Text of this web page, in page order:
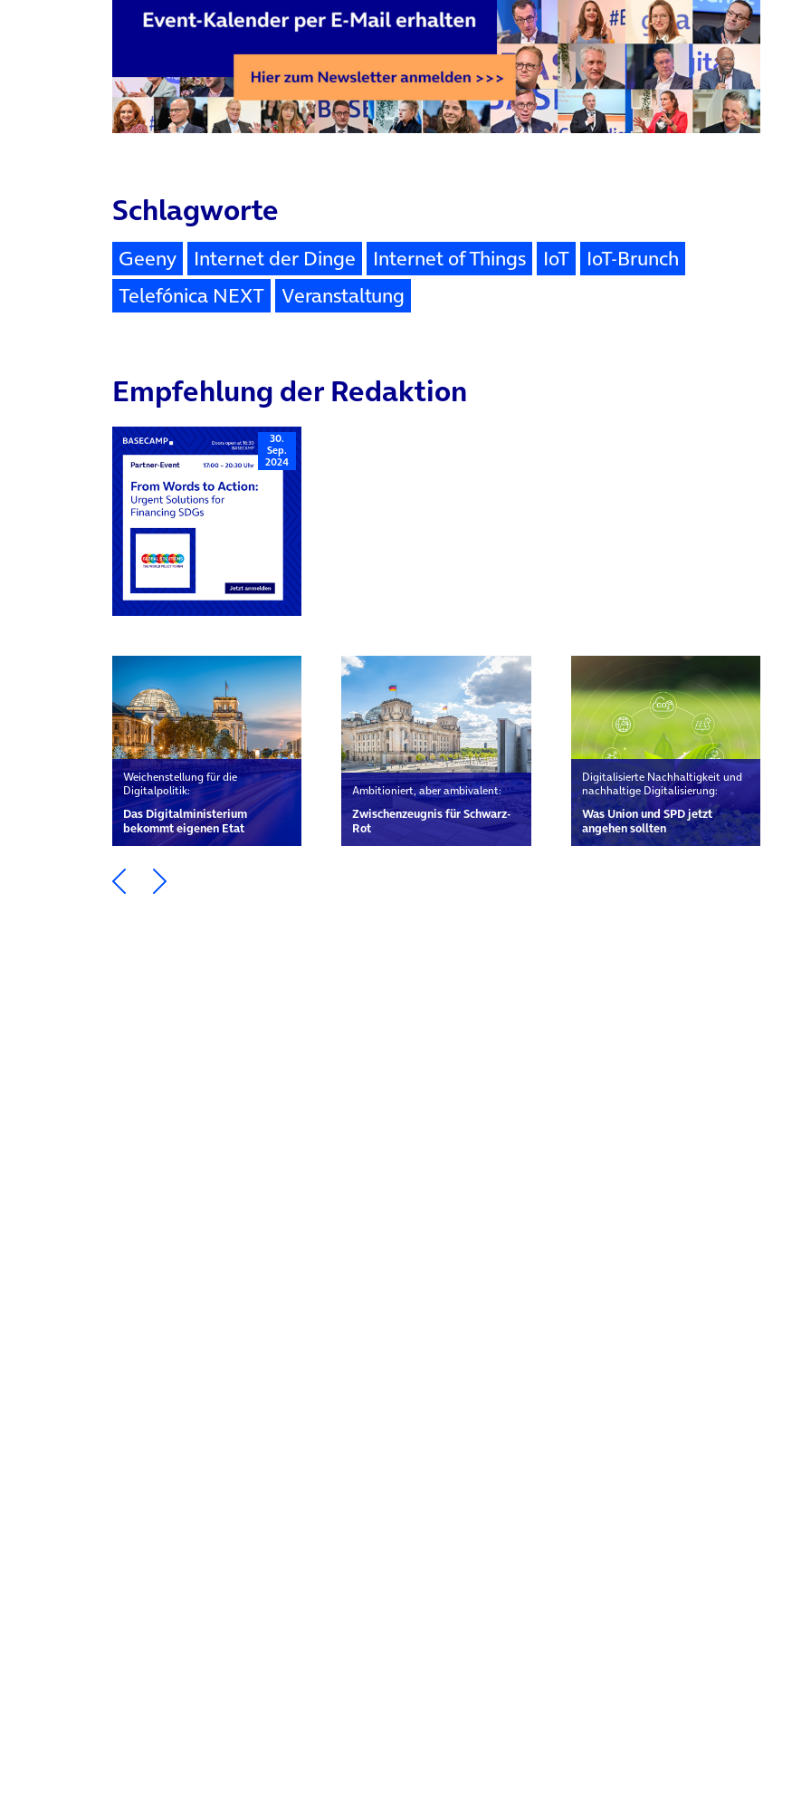
Schlagworte
Geeny Internet der Dinge Internet of Things IoT
IoT-Brunch
Telefónica NEXT
Veranstaltung
Empfehlung der Redaktion
30.
Sep.
2024
Weichenstellung für die
Digitalpolitik:
Das Digital­ministerium
bekommt eigenen Etat
Ambitioniert, aber ambivalent:
Zwischenzeugnis für Schwarz-
Rot
Digitalisierte Nachhaltigkeit und
nachhaltige Digitalisierung:
Was Union und SPD jetzt
angehen sollten
Ein Element zurück blättern
Ein Element weiter blättern